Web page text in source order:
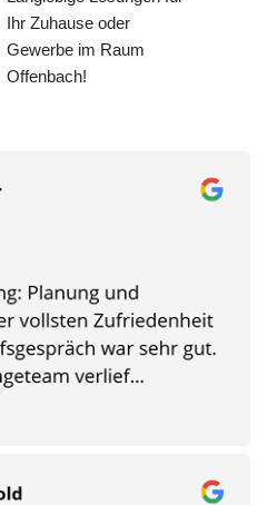
Ihr Zuhause oder
Gewerbe im Raum
Offenbach!